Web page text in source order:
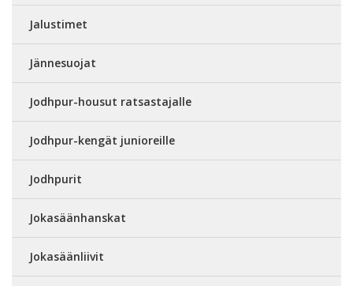
Jalustimet
Jännesuojat
Jodhpur-housut ratsastajalle
Jodhpur-kengät junioreille
Jodhpurit
Jokasäänhanskat
Jokasäänliivit